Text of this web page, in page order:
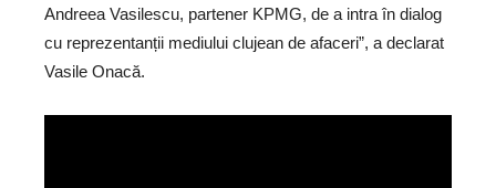
Andreea Vasilescu, partener KPMG, de a intra în dialog
cu reprezentanții mediului clujean de afaceri”, a declarat
Vasile Onacă.